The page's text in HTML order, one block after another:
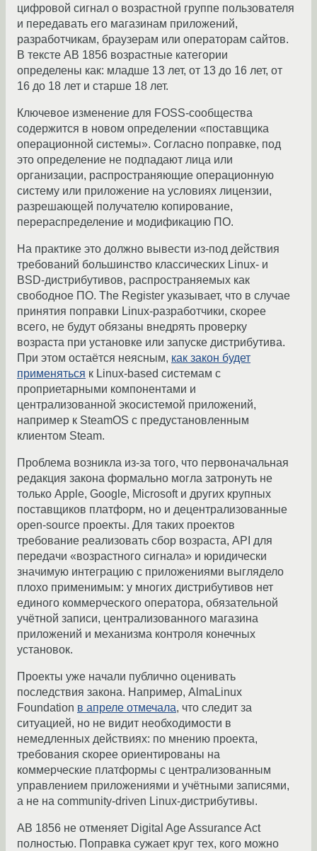
цифровой сигнал о возрастной группе пользователя
и передавать его магазинам приложений,
разработчикам, браузерам или операторам сайтов.
В тексте AB 1856 возрастные категории
определены как: младше 13 лет, от 13 до 16 лет, от
16 до 18 лет и старше 18 лет.
Ключевое изменение для FOSS-сообщества
содержится в новом определении «поставщика
операционной системы». Согласно поправке, под
это определение не подпадают лица или
организации, распространяющие операционную
систему или приложение на условиях лицензии,
разрешающей получателю копирование,
перераспределение и модификацию ПО.
На практике это должно вывести из-под действия
требований большинство классических Linux- и
BSD-дистрибутивов, распространяемых как
свободное ПО. The Register указывает, что в случае
принятия поправки Linux-разработчики, скорее
всего, не будут обязаны внедрять проверку
возраста при установке или запуске дистрибутива.
При этом остаётся неясным, как закон будет
применяться к Linux-based системам с
проприетарными компонентами и
централизованной экосистемой приложений,
например к SteamOS с предустановленным
клиентом Steam.
Проблема возникла из-за того, что первоначальная
редакция закона формально могла затронуть не
только Apple, Google, Microsoft и других крупных
поставщиков платформ, но и децентрализованные
open-source проекты. Для таких проектов
требование реализовать сбор возраста, API для
передачи «возрастного сигнала» и юридически
значимую интеграцию с приложениями выглядело
плохо применимым: у многих дистрибутивов нет
единого коммерческого оператора, обязательной
учётной записи, централизованного магазина
приложений и механизма контроля конечных
установок.
Проекты уже начали публично оценивать
последствия закона. Например, AlmaLinux
Foundation в апреле отмечала, что следит за
ситуацией, но не видит необходимости в
немедленных действиях: по мнению проекта,
требования скорее ориентированы на
коммерческие платформы с централизованным
управлением приложениями и учётными записями,
а не на community-driven Linux-дистрибутивы.
AB 1856 не отменяет Digital Age Assurance Act
полностью. Поправка сужает круг тех, кого можно